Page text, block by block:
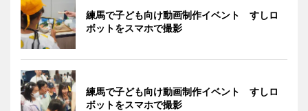
練馬で子ども向け動画制作イベント すしロ
ボットをスマホで撮影
練馬で子ども向け動画制作イベント すしロ
ボットをスマホで撮影